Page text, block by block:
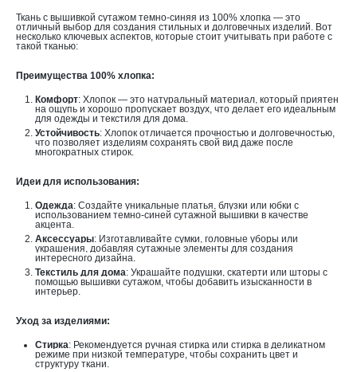
Ткань с вышивкой сутажом темно-синяя из 100% хлопка — это
отличный выбор для создания стильных и долговечных изделий. Вот
несколько ключевых аспектов, которые стоит учитывать при работе с
такой тканью:
Преимущества 100% хлопка:
Комфорт: Хлопок — это натуральный материал, который приятен
на ощупь и хорошо пропускает воздух, что делает его идеальным
для одежды и текстиля для дома.
Устойчивость: Хлопок отличается прочностью и долговечностью,
что позволяет изделиям сохранять свой вид даже после
многократных стирок.
Идеи для использования:
Одежда: Создайте уникальные платья, блузки или юбки с
использованием темно-синей сутажной вышивки в качестве
акцента.
Аксессуары: Изготавливайте сумки, головные уборы или
украшения, добавляя сутажные элементы для создания
интересного дизайна.
Текстиль для дома: Украшайте подушки, скатерти или шторы с
помощью вышивки сутажом, чтобы добавить изысканности в
интерьер.
Уход за изделиями:
Стирка: Рекомендуется ручная стирка или стирка в деликатном
режиме при низкой температуре, чтобы сохранить цвет и
структуру ткани.